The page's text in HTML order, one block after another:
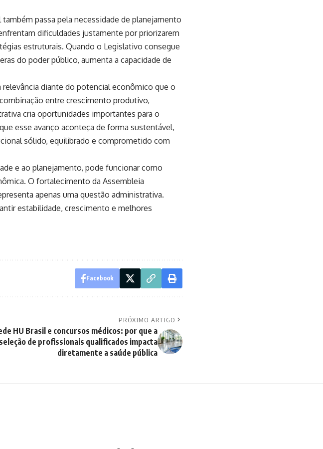
passa pela necessidade de planejamento
dificuldades justamente por priorizarem
estruturais. Quando o Legislativo consegue
do poder público, aumenta a capacidade de
diante do potencial econômico que o
entre crescimento produtivo,
cria oportunidades importantes para o
esse avanço aconteça de forma sustentável,
sólido, equilibrado e comprometido com
e ao planejamento, pode funcionar como
O fortalecimento da Assembleia
apenas uma questão administrativa.
estabilidade, crescimento e melhores
Facebook
PRÓXIMO ARTIGO
HU Brasil e concursos médicos: por que a
seleção de profissionais qualificados impacta
diretamente a saúde pública